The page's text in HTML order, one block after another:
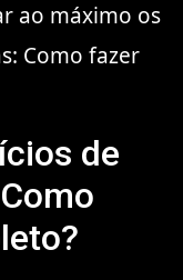
ao máximo os
Como fazer
de